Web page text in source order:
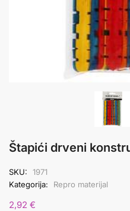
Štapići drveni
SKU:
1971
Kategorija:
Repro materijal
2,92 €